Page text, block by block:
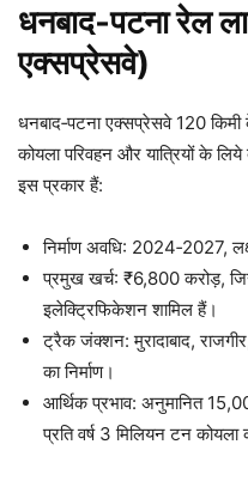
धनबाद‑पटना रेल
एक्सप्रेसवे)
धनबाद‑पटना एक्सप्रेसवे 120 किमी
कोयला परिवहन और यात्रियों के
इस प्रकार हैं:
निर्माण अवधि: 2024‑2027,
प्रमुख खर्च: ₹6,800 करोड़,
इलेक्ट्रिफिकेशन शामिल हैं।
ट्रैक जंक्शन: मुरादाबाद,
का निर्माण।
आर्थिक प्रभाव: अनुमानित
प्रति वर्ष 3 मिलियन टन कोयला